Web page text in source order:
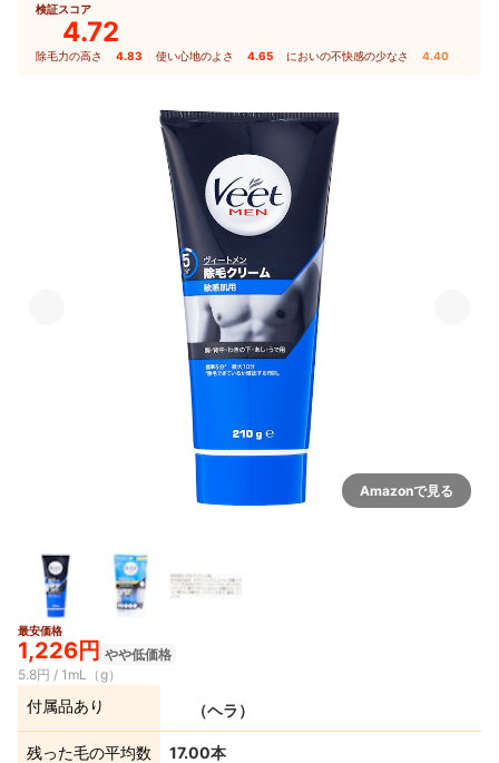
検証スコア
4.72
除毛力の高さ 4.83 使い心地のよさ 4.65 においの不快感の少なさ 4.40
Amazonで見る
最安価格
1,226円 やや低価格
5.8円 / 1mL（g）
付属品あり （ヘラ）
残った毛の平均数
17.00本